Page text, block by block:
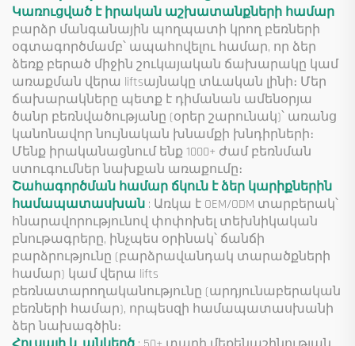
Կառուցված է իրական աշխատանքների համար
բարձր մանգանային պողպատի կրող բեռների
օգտագործմամբ՝ ապահովելու համար, որ ձեր
ձեռք բերած միջին շուկայական ճախարակը կամ
առաքման վերա liftsայնակը տևական լինի։ Մեր
ճախարակները պետք է դիմանան ամենօրյա
ծանր բեռնվածությանը (օրեր շարունակ)՝ առանց
կանոնավոր նույնական խնամքի խնդիրների։
Մենք իրականացնում ենք 1000+ ժամ բեռնման
ստուգումներ նախքան առաքումը։
Շահագործման համար ճկուն է ձեր կարիքներին
համապատասխան : Առկա է OEM/ODM տարբերակ՝
հնարավորությունով փոփոխել տեխնիկական
բնութագրերը, ինչպես օրինակ՝ ճանճի
բարձրությունը (բարձրավանդակ տարածքների
համար) կամ վերա lifts
բեռնատարողականությունը (արդյունաբերական
բեռների համար), որպեսզի համապատասխանի
ձեր նախագծին։